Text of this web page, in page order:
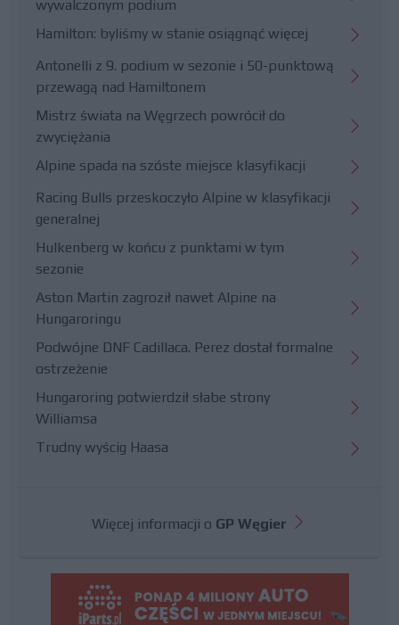
wywalczonym podium
Hamilton: byliśmy w stanie osiągnąć więcej
Antonelli z 9. podium w sezonie i 50-punktową
przewagą nad Hamiltonem
Mistrz świata na Węgrzech powrócił do
zwyciężania
Alpine spada na szóste miejsce klasyfikacji
Racing Bulls przeskoczyło Alpine w klasyfikacji
generalnej
Hulkenberg w końcu z punktami w tym
sezonie
Aston Martin zagroził nawet Alpine na
Hungaroringu
Podwójne DNF Cadillaca. Perez dostał formalne
ostrzeżenie
Hungaroring potwierdził słabe strony
Williamsa
Trudny wyścig Haasa
Więcej informacji o GP Węgier